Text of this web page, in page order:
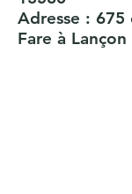
Adresse : 675
Fare à Lançon